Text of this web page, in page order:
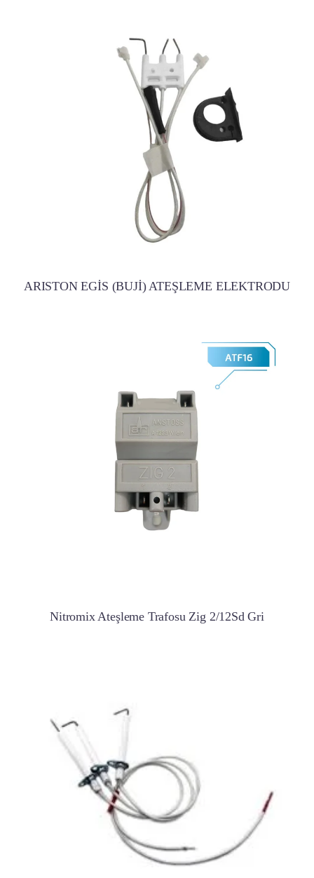
ARISTON EGİS (BUJİ) ATEŞLEME ELEKTRODU
Nitromix Ateşleme Trafosu Zig 2/12Sd Gri